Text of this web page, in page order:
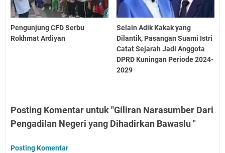
Pengunjung CFD Serbu
Rokhmat Ardiyan
Selain Adik Kakak yang
Dilantik, Pasangan Suami Istri
Catat Sejarah Jadi Anggota
DPRD Kuningan Periode 2024-
2029
Posting Komentar untuk "Giliran Narasumber Dari
Pengadilan Negeri yang Dihadirkan Bawaslu "
Posting Komentar